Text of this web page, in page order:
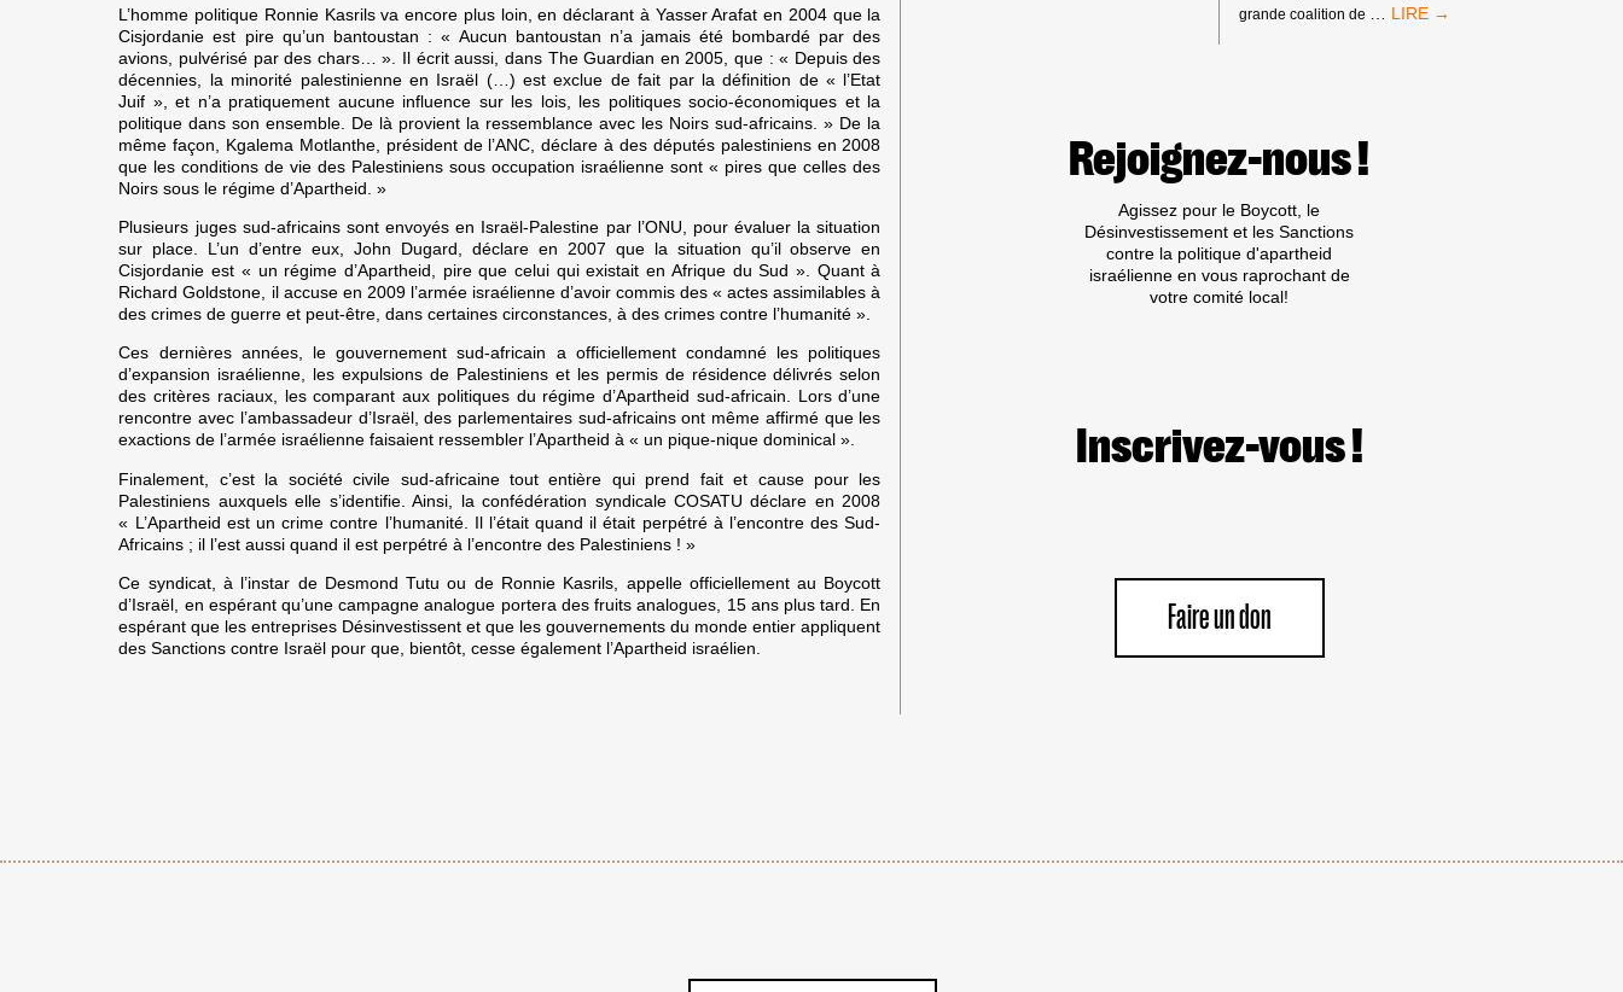
L’homme politique Ronnie Kasrils va encore plus loin, en déclarant à Yasser Arafat en 2004 que la
Cisjordanie est pire qu’un bantoustan : « Aucun bantoustan n’a jamais été bombardé par des
avions, pulvérisé par des chars… ». Il écrit aussi, dans The Guardian en 2005, que : « Depuis des
décennies, la minorité palestinienne en Israël (…) est exclue de fait par la définition de « l’Etat
Juif », et n’a pratiquement aucune influence sur les lois, les politiques socio-économiques et la
politique dans son ensemble. De là provient la ressemblance avec les Noirs sud-africains. » De la
même façon, Kgalema Motlanthe, président de l’ANC, déclare à des députés palestiniens en 2008
que les conditions de vie des Palestiniens sous occupation israélienne sont « pires que celles des
Noirs sous le régime d’Apartheid. »
Plusieurs juges sud-africains sont envoyés en Israël-Palestine par l’ONU, pour évaluer la situation
sur place. L’un d’entre eux, John Dugard, déclare en 2007 que la situation qu’il observe en
Cisjordanie est « un régime d’Apartheid, pire que celui qui existait en Afrique du Sud ». Quant à
Richard Goldstone, il accuse en 2009 l’armée israélienne d’avoir commis des « actes assimilables à
des crimes de guerre et peut-être, dans certaines circonstances, à des crimes contre l’humanité ».
Ces dernières années, le gouvernement sud-africain a officiellement condamné les politiques
d’expansion israélienne, les expulsions de Palestiniens et les permis de résidence délivrés selon
des critères raciaux, les comparant aux politiques du régime d’Apartheid sud-africain. Lors d’une
rencontre avec l’ambassadeur d’Israël, des parlementaires sud-africains ont même affirmé que les
exactions de l’armée israélienne faisaient ressembler l’Apartheid à « un pique-nique dominical ».
Finalement, c’est la société civile sud-africaine tout entière qui prend fait et cause pour les
Palestiniens auxquels elle s’identifie. Ainsi, la confédération syndicale COSATU déclare en 2008
« L’Apartheid est un crime contre l’humanité. Il l’était quand il était perpétré à l’encontre des Sud-
Africains ; il l’est aussi quand il est perpétré à l’encontre des Palestiniens ! »
Ce syndicat, à l’instar de Desmond Tutu ou de Ronnie Kasrils, appelle officiellement au Boycott
d’Israël, en espérant qu’une campagne analogue portera des fruits analogues, 15 ans plus tard. En
espérant que les entreprises Désinvestissent et que les gouvernements du monde entier appliquent
des Sanctions contre Israël pour que, bientôt, cesse également l’Apartheid israélien.
grande coalition de
<STRONG>LA
Rejoignez-nous !
Agissez pour le Boycott, le
Désinvestissement et les Sanctions
contre la politique d'apartheid
israélienne en vous raprochant de
votre comité local!
Inscrivez-vous !
Faire un don